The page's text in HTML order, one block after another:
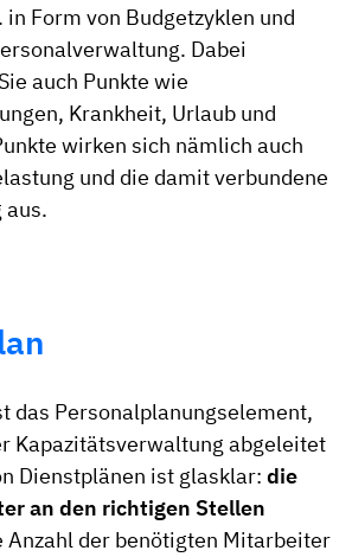
in Form von Budgetzyklen und
Dabei
auch Punkte wie
Krankheit, Urlaub und
wirken sich nämlich auch
und die damit verbundene
aus.
das Personalplanungselement,
Kapazitätsverwaltung abgeleitet
Dienstplänen ist glasklar: die
an den richtigen Stellen
Anzahl der benötigten Mitarbeiter